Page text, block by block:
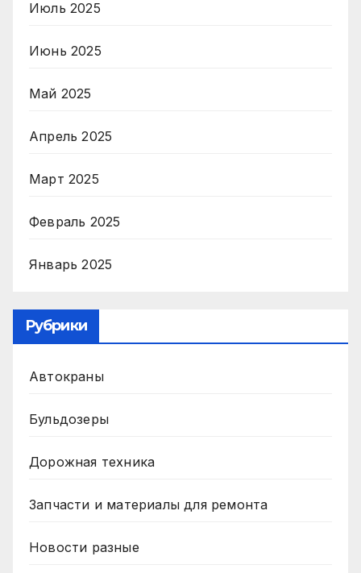
Июль 2025
Июнь 2025
Май 2025
Апрель 2025
Март 2025
Февраль 2025
Январь 2025
Рубрики
Автокраны
Бульдозеры
Дорожная техника
Запчасти и материалы для ремонта
Новости разные